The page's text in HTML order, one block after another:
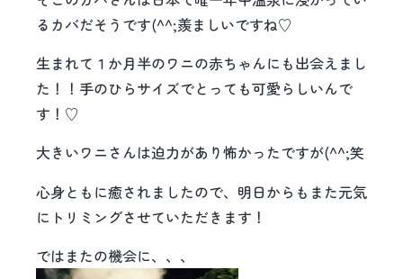
るカバだそうです(^^;羨ましいですね♡
生まれて１か月半のワニの赤ちゃんにも出会えまし
た！！手のひらサイズでとっても可愛らしいんで
す！♡
大きいワニさんは迫力があり怖かったですが(^^;笑
心身ともに癒されましたので、明日からもまた元気
にトリミングさせていただきます！
ではまたの機会に、、、